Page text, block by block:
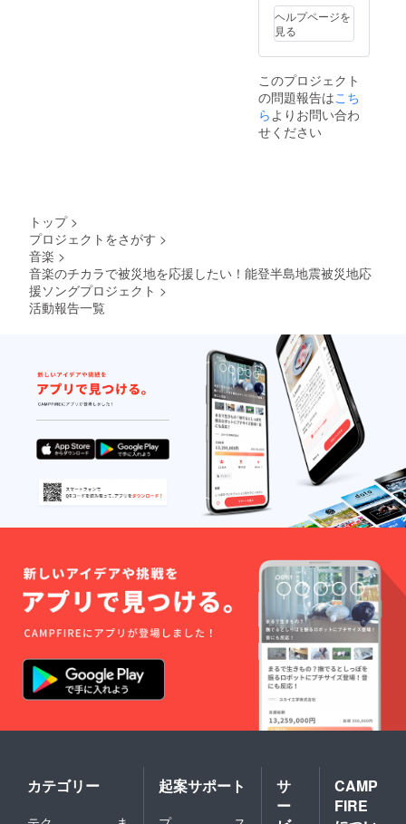
「Flowers
have no
borders！
（花を愛で
る心に国境
はな
流、地方創
活動を行っ
ている。
株式会社イ
ンフィオ
ラータアソ
シエイツ 代
表取締役社
長／エンジ
ン０１ 文
会員／日本
ディスプレ
イクリエイ
ター協会 ア
ンバサダー
／ クリエ
イティブユ
ニットPAL
主宰
10名／1
曲のみ
の演奏
になり
※演奏終
了後、
出演者
全員と
集合写
す。
アー
ティス
ト全員
のサイ
●参加
アー
ティス
トから
のメッ
イン
「明日
リジナ
ルTシャ
ツ ※ペ
イント
アー
ティス
トとし
て活躍
するさ
とうた
けしが
デザイ
ンした
イラス
のオリ
ジナルT
シャ
ツ。 ※
サイズ
はS・
M・L・
LL。Ｔ
シャツ
ラーは
白。
ヘルプページを
見る
このプロジェクト
の問題報告はこち
ら よりお問い合わ
せください
トップ >
プロジェクトをさがす >
音楽 >
音楽のチカラで被災地を応援したい！能登半島地震被災地応
援ソングプロジェクト >
活動報告一覧
カテゴリー 起案サポート
サ
ー
CAMP
FIRE